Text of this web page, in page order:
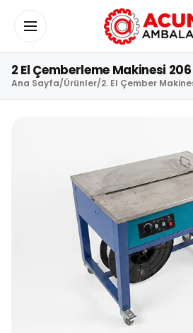
Menüyü aç/kapat
2 El Çemberleme Makinesi 206
Ana Sayfa/Ürünler/2. El Çember